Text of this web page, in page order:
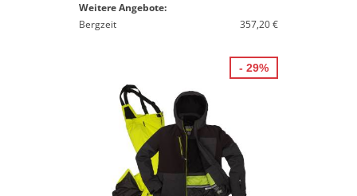
Weitere Angebote:
Bergzeit
357,20 €
- 29%